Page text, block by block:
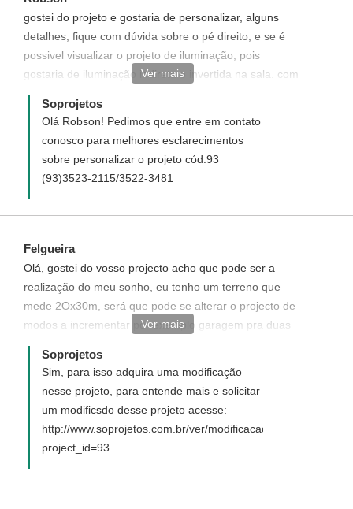
gostei do projeto e gostaria de personalizar, alguns
detalhes, fique com dúvida sobre o pé direito, e se é
possivel visualizar o projeto de iluminação, pois
gostaria de iluminação indireta e invertida na sala. com
proceder
Ver mais
Soprojetos
Olá Robson! Pedimos que entre em contato
conosco para melhores esclarecimentos
sobre personalizar o projeto cód.93
(93)3523-2115/3522-3481
Felgueira
Olá, gostei do vosso projecto acho que pode ser a
realização do meu sonho, eu tenho um terreno que
mede 2Ox30m, será que pode se alterar o projecto de
modos a incrementar por exemplo garagem pra duas
vagas e uma piscina?
Ver mais
Soprojetos
Sim, para isso adquira uma modificação
nesse projeto, para entende mais e solicitar
um modificsdo desse projeto acesse:
http://www.soprojetos.com.br/ver/modificacao?
project_id=93